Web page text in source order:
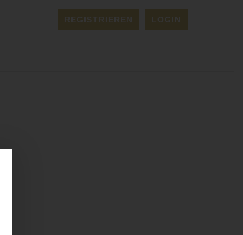
REGISTRIEREN LOGIN